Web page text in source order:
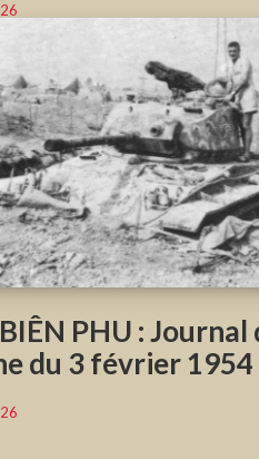
PHU : Journal
du 3 février 1954